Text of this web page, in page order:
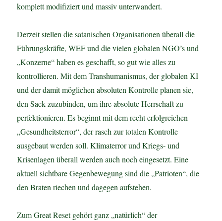
komplett modifiziert und massiv unterwandert.
Derzeit stellen die satanischen Organisationen überall die
Führungskräfte, WEF und die vielen globalen NGO’s und
„Konzerne“ haben es geschafft, so gut wie alles zu
kontrollieren. Mit dem Transhumanismus, der globalen KI
und der damit möglichen absoluten Kontrolle planen sie,
den Sack zuzubinden, um ihre absolute Herrschaft zu
perfektionieren. Es beginnt mit dem recht erfolgreichen
„Gesundheitsterror“, der rasch zur totalen Kontrolle
ausgebaut werden soll. Klimaterror und Kriegs- und
Krisenlagen überall werden auch noch eingesetzt. Eine
aktuell sichtbare Gegenbewegung sind die „Patrioten“, die
den Braten riechen und dagegen aufstehen.
Zum Great Reset gehört ganz „natürlich“ der